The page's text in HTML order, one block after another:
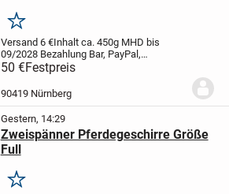
Merken
Versand 6 €Inhalt ca. 450gMHD bis
09/2028Bezahlung Bar, PayPal,
ÜberweisungAbholung in 90419 Nürnberg
St. Johannis Palmplatz
chill tranquility tranquil beruhigend
50 €Festpreis
90419 Nürnberg
Gestern, 14:29
Zweispänner Pferdegeschirre Größe
Full
Merken